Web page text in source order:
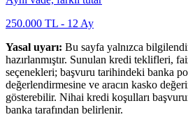
250.000 TL - 12 Ay
Yasal uyarı: Bu sayfa yalnızca
hazırlanmıştır. Sunulan kredi teklifleri,
seçenekleri; başvuru tarihindeki banka
değerlendirmesine ve aracın kasko
gösterebilir. Nihai kredi koşulları
banka tarafından belirlenir.